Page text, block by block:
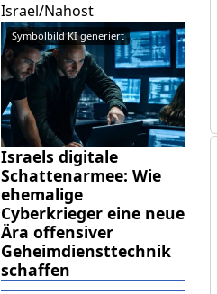
Israel/Nahost
Symbolbild KI generiert
Israels digitale
Schattenarmee: Wie
ehemalige
Cyberkrieger eine neue
Ära offensiver
Geheimdiensttechnik
schaffen